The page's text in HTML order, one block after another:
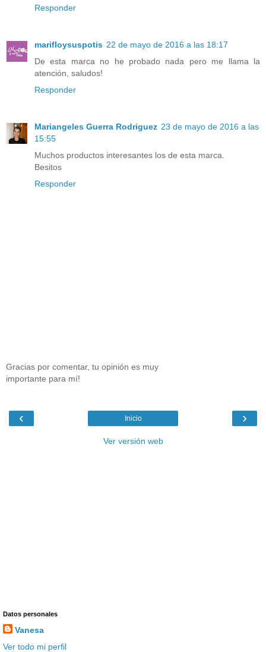
Responder
marifloysuspotis 22 de mayo de 2016 a las 18:17
De esta marca no he probado nada pero me llama la
atención, saludos!
Responder
Mariangeles Guerra Rodriguez 23 de mayo de 2016 a las
15:55
Muchos productos interesantes los de esta marca.
Besitos
Responder
Gracias por comentar, tu opinión es muy
importante para mí!
‹ ›
Inicio
Ver versión web
Datos personales
Vanesa
Ver todo mi perfil